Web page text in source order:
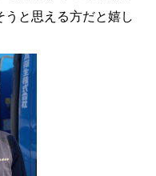
と思える方だと嬉し